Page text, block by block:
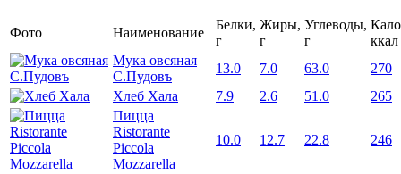
Фото Наименование
Белки,
г
Жиры,
г
Углеводы,
г
ккал
Мука овсяная
С.Пудовъ
13.0 7.0 63.0
270
Хлеб Хала
7.9 2.6 51.0
265
Пицца
Ristorante
Piccola
Mozzarella
10.0 12.7 22.8 246